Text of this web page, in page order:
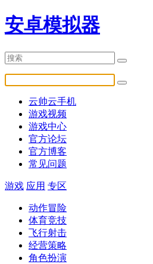
安卓模拟器
云帅云手机
游戏视频
游戏中心
官方论坛
官方博客
常见问题
游戏 应用 专区
动作冒险
体育竞技
飞行射击
经营策略
角色扮演